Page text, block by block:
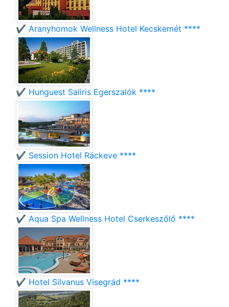
✔️ Aranyhomok Wellness Hotel Kecskemét ****
✔️ Hunguest Saliris Egerszalók ****
✔️ Session Hotel Ráckeve ****
✔️ Aqua Spa Wellness Hotel Cserkeszőlő ****
✔️ Hotel Silvanus Visegrád ****